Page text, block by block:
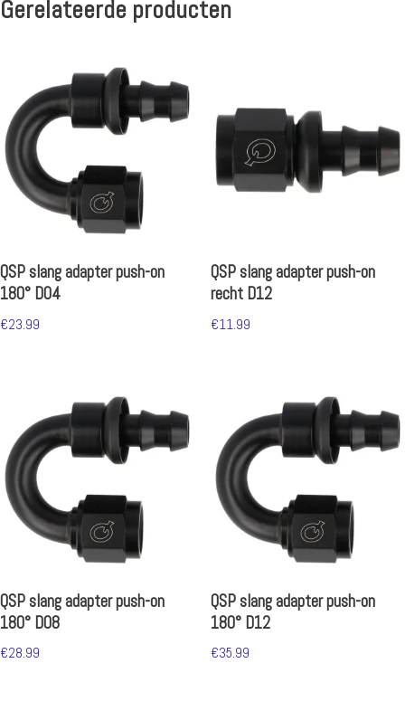
Gerelateerde producten
QSP slang adapter push-on
180° D04
€23.99
QSP slang adapter push-on
recht D12
€11.99
QSP slang adapter push-on
180° D08
€28.99
QSP slang adapter push-on
180° D12
€35.99